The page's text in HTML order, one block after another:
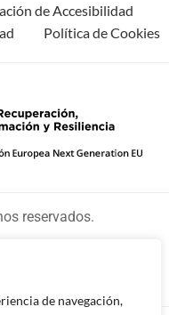
de navegación,
de Accesibilidad
Política de Cookies
reservados.